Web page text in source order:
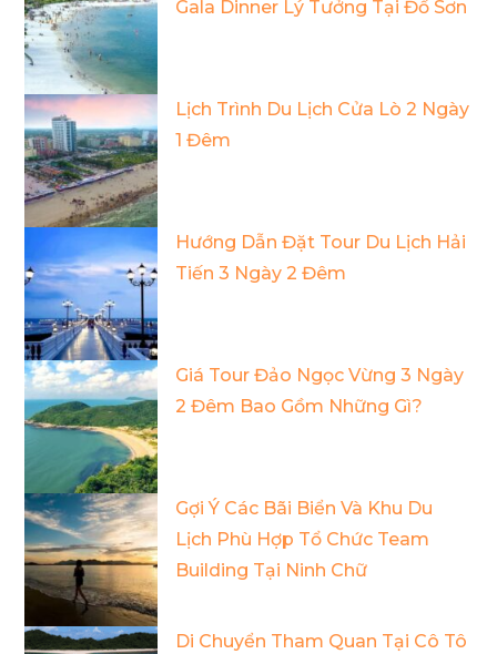
Gala Dinner Lý Tưởng Tại Đồ Sơn
Lịch Trình Du Lịch Cửa Lò 2 Ngày
1 Đêm
Hướng Dẫn Đặt Tour Du Lịch Hải
Tiến 3 Ngày 2 Đêm
Giá Tour Đảo Ngọc Vừng 3 Ngày
2 Đêm Bao Gồm Những Gì?
Gợi Ý Các Bãi Biển Và Khu Du
Lịch Phù Hợp Tổ Chức Team
Building Tại Ninh Chữ
Di Chuyển Tham Quan Tại Cô Tô